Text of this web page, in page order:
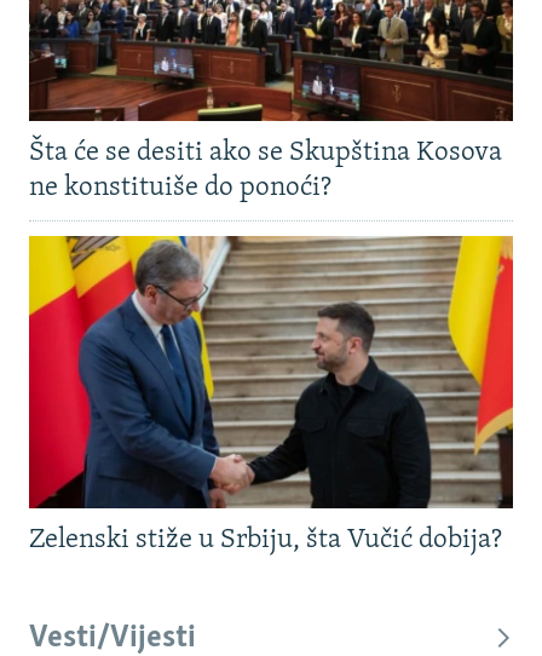
Šta će se desiti ako se Skupština Kosova
ne konstituiše do ponoći?
Zelenski stiže u Srbiju, šta Vučić dobija?
Vesti/Vijesti